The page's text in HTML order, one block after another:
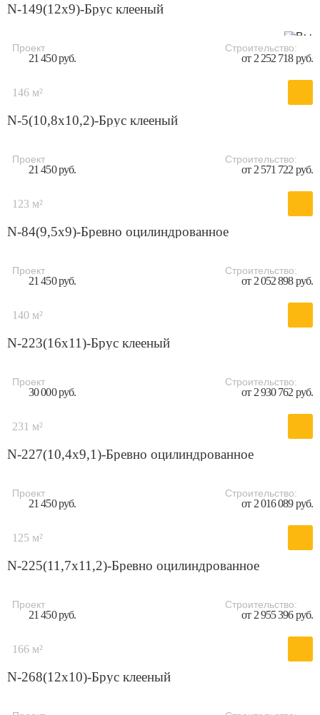
N-149(12x9)-Брус клееный
Проект
21 450 руб.
Строительство:
от 2 252 718 руб.
146 м²
N-5(10,8х10,2)-Брус клееный
Проект
21 450 руб.
Строительство:
от 2 571 722 руб.
123 м²
N-84(9,5х9)-Бревно оцилиндрованное
Проект
21 450 руб.
Строительство:
от 2 052 898 руб.
140 м²
N-223(16x11)-Брус клееный
Проект
30 000 руб.
Строительство:
от 2 930 762 руб.
231 м²
N-227(10,4x9,1)-Бревно оцилиндрованное
Проект
21 450 руб.
Строительство:
от 2 016 089 руб.
125 м²
N-225(11,7x11,2)-Бревно оцилиндрованное
Проект
21 450 руб.
Строительство:
от 2 955 396 руб.
166 м²
N-268(12x10)-Брус клееный